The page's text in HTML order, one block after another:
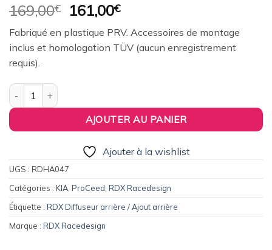
169,00€
Le
prix
initial
était :
161,00€Le
prix
actuel
est :
Fabriqué en plastique PRV. Accessoires de montage
inclus et homologation TÜV (aucun enregistrement
requis).
quantité de Diffuseur / Ajout de pare-chocs arrière RDX pour KIA
AJOUTER AU PANIER
Ajouter à la wishlist
UGS : RDHA047
Catégories : KIA ProCeed RDX Racedesign
Étiquette : RDX Diffuseur arrière / Ajout arrière
Marque : RDX Racedesign